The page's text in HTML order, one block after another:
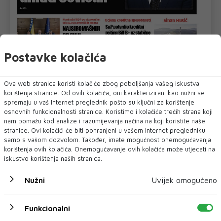
U novom broju pročitajte
Vijesti iz svijeta
Postavke kolačića
Ova web stranica koristi kolačiće zbog poboljšanja vašeg iskustva
korištenja stranice. Od ovih kolačića, oni karakterizirani kao nužni se
spremaju u vaš Internet preglednik pošto su ključni za korištenje
osnovnih funkcionalnosti stranice. Koristimo i kolačiće trećih strana koji
nam pomažu kod analize i razumijevanja načina na koji koristite naše
stranice. Ovi kolačići će biti pohranjeni u vašem Internet pregledniku
samo s vašom dozvolom. Također, imate mogućnost onemogućavanja
korištenja ovih kolačića. Onemogućavanje ovih kolačića može utjecati na
iskustvo korištenja naših stranica.
Nužni Uvijek omogućeno
Funkcionalni